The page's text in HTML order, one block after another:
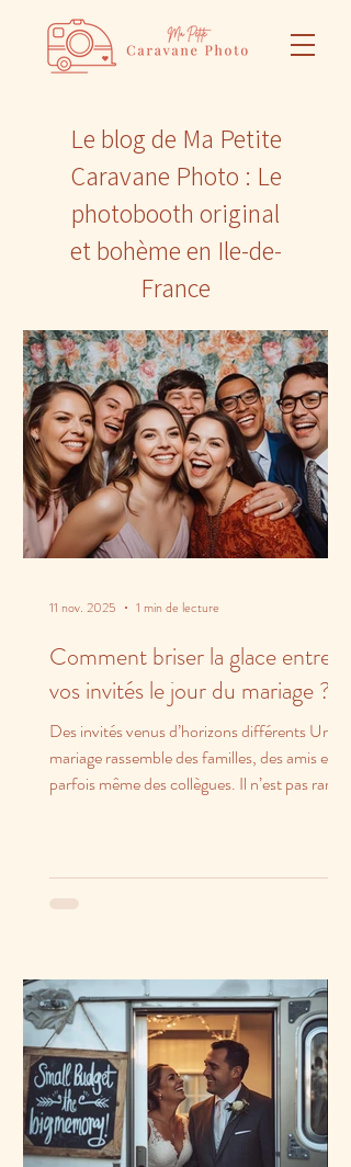
Le blog de Ma Petite
Caravane Photo : Le
photobooth original
et bohème en Ile-de-
France
Comment briser la glace entre
vos invités le jour du mariage ?
Des invités venus d’horizons différents Un
mariage rassemble des familles, des amis et
parfois même des collègues. Il n’est pas rare
11 nov. 2025 1 min de lecture